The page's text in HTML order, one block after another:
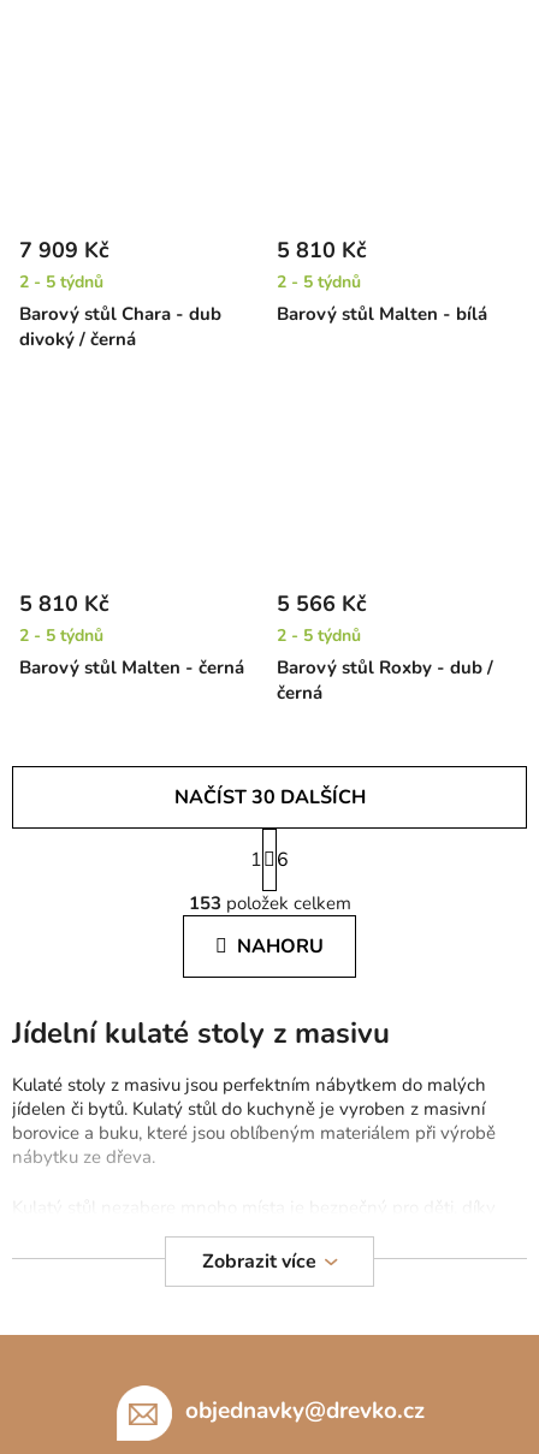
Barový stůl Chara - dub
divoký / černá
7 909 Kč
2 - 5 týdnů
Barový stůl Malten - bílá
5 810 Kč
2 - 5 týdnů
Barový stůl Malten - černá
5 810 Kč
2 - 5 týdnů
Barový stůl Roxby - dub /
černá
5 566 Kč
2 - 5 týdnů
O
v
l
á
d
c
p
r
v
ý
p
s
NAČÍST 30 DALŠÍCH
S
t
r
á
k
o
á
n
1 6
153 položek celkem
NAHORU
Jídelní kulaté stoly z masivu
Kulaté stoly z masivu jsou perfektním nábytkem do malých
jídelen či bytů. Kulatý stůl do kuchyně je vyroben z masivní
borovice a buku, které jsou oblíbeným materiálem při výrobě
nábytku ze dřeva.
chybějícím hranám. Najdete zde kulaté rozkládací stoly do
jídelny, stoly v rustikálním a skandinávském designu, ale také
Zobrazit více
objednavky@drevko.cz